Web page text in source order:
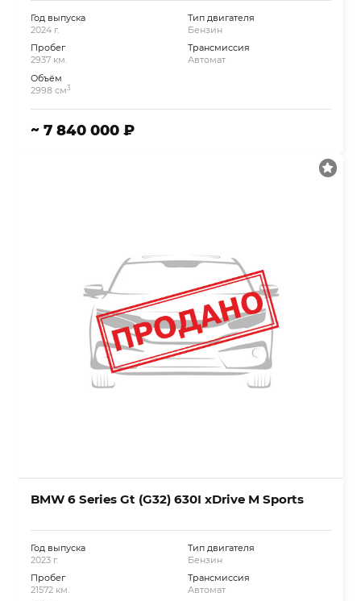
Год выпуска
2024 г.
Пробег
2937 км.
Объём
2998 см3
Тип двигателя
Бензин
Трансмиссия
Автомат
~ 7 840 000 ₽
BMW 6 Series Gt (G32) 630I xDrive M Sports
Год выпуска
2023 г.
Пробег
21572 км.
Тип двигателя
Бензин
Трансмиссия
Автомат